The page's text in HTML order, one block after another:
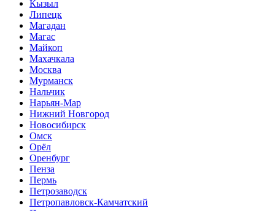
Кызыл
Липецк
Магадан
Магас
Майкоп
Махачкала
Москва
Мурманск
Нальчик
Нарьян-Мар
Нижний Новгород
Новосибирск
Омск
Орёл
Оренбург
Пенза
Пермь
Петрозаводск
Петропавловск-Камчатский